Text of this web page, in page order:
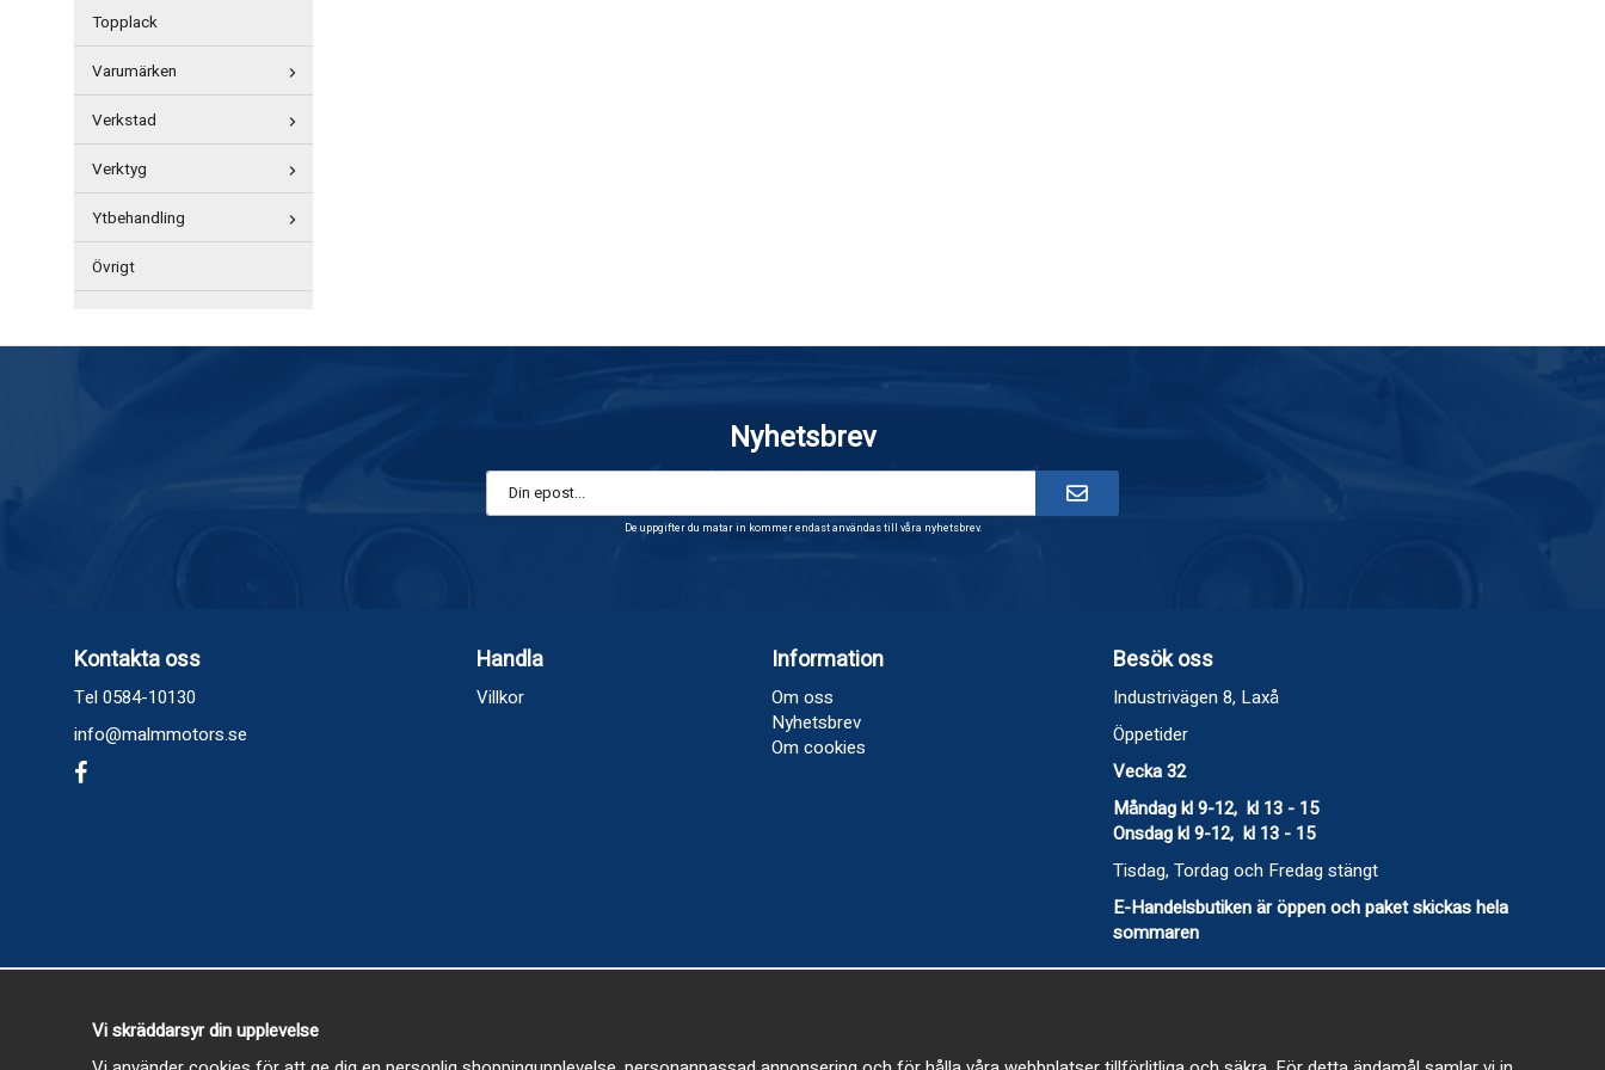
Topplack
Varumärken
Verkstad
Verktyg
Ytbehandling
Övrigt
Nyhetsbrev
De uppgifter du matar in kommer endast användas till våra nyhetsbrev.
Kontakta oss
Tel 0584-10130
info@malmmotors.se
Handla
Villkor
Information
Om oss
Nyhetsbrev
Om cookies
Besök oss
Industrivägen 8, Laxå
Öppetider
Vecka 32
Måndag kl 9-12, kl 13 - 15
Onsdag kl 9-12, kl 13 - 15
Tisdag, Tordag och Fredag stängt
E-Handelsbutiken är öppen och paket skickas hela
sommaren
Vi skräddarsyr din upplevelse